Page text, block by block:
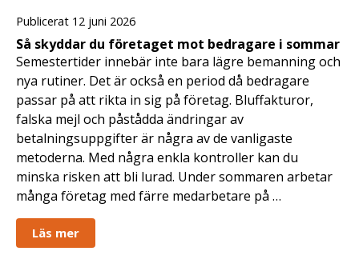
Publicerat 12 juni 2026
Så skyddar du företaget mot bedragare i sommar
Semestertider innebär inte bara lägre bemanning och
nya rutiner. Det är också en period då bedragare
passar på att rikta in sig på företag. Bluffakturor,
falska mejl och påstådda ändringar av
betalningsuppgifter är några av de vanligaste
metoderna. Med några enkla kontroller kan du
minska risken att bli lurad. Under sommaren arbetar
många företag med färre medarbetare på …
Läs mer